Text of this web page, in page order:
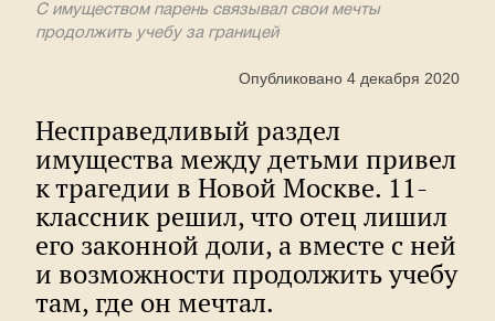
С имуществом парень связывал свои мечты
продолжить учебу за границей
Опубликовано 4 декабря 2020
Несправедливый раздел
имущества между детьми привел
к трагедии в Новой Москве. 11-
классник решил, что отец лишил
его законной доли, а вместе с ней
и возможности продолжить учебу
там, где он мечтал.